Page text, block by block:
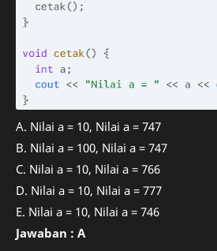
A. Nilai a = 10, Nilai a = 747
B. Nilai a = 100, Nilai a = 747
C. Nilai a = 10, Nilai a = 766
D. Nilai a = 10, Nilai a = 777
E. Nilai a = 10, Nilai a = 746
Jawaban : A